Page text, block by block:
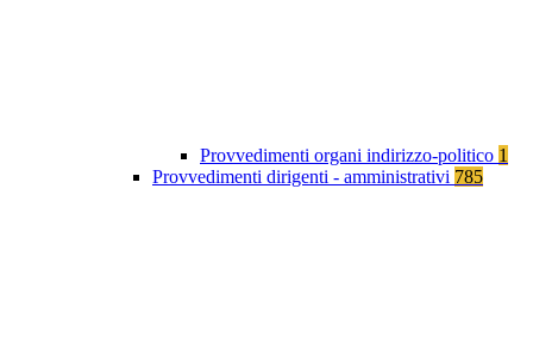
Provvedimenti organi indirizzo-politico 1
Provvedimenti dirigenti - amministrativi 785